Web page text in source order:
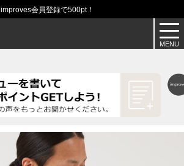
improves会員登録で500pt！